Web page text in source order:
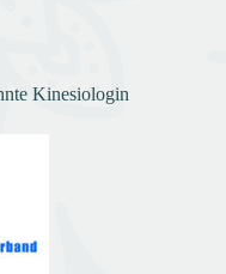
Kinesiologin